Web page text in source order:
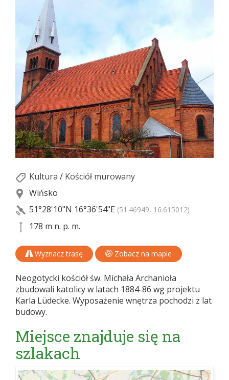
Kultura / Kościół murowany
Wińsko
51°28'10"N 16°36'54"E (51.46949, 16.615012)
178 m n. p. m.
Wyznacz trasę Zobacz na mapie
Neogotycki kościół św. Michała Archanioła
zbudowali katolicy w latach 1884-86 wg projektu
Karla Lüdecke. Wyposażenie wnętrza pochodzi z lat
budowy.
Miejsce znajduje się na
szlakach